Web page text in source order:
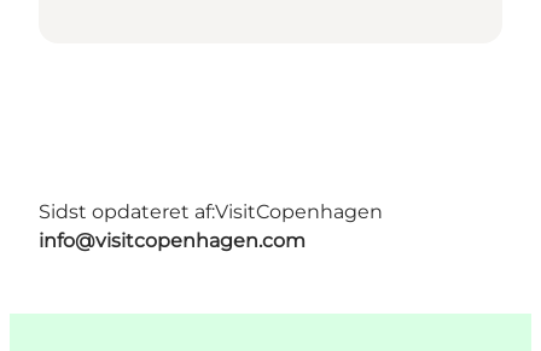
Sidst opdateret af:VisitCopenhagen
info@visitcopenhagen.com